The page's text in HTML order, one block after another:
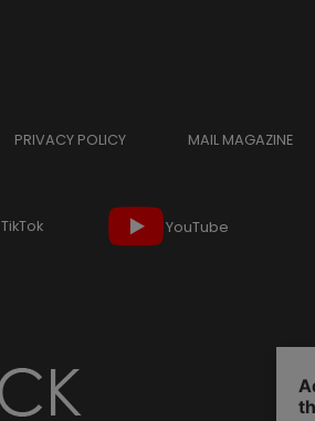
PRIVACY POLICY MAIL MAGAZINE
TikTok YouTube